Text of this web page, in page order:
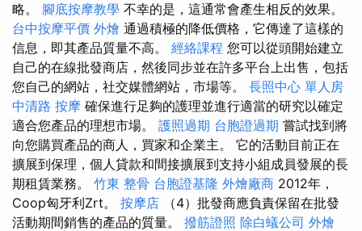
略。 腳底按摩教學 不幸的是，這通常會產生相反的效果。
台中按摩平價 外燴 通過積極的降低價格，它傳達了這樣的
信息，即其產品質量不高。 經絡課程 您可以從頭開始建立
自己的在線批發商店，然後同步並在許多平台上出售，包括
您自己的網站，社交媒體網站，市場等。 長照中心 單人房
中清路 按摩 確保進行足夠的護理並進行適當的研究以確定
適合您產品的理想市場。 護照過期 台胞證過期 嘗試找到將
向您購買產品的商人，買家和企業主。 它的活動目前正在
擴展到保理，個人貸款和間接擴展到支持小組成員發展的長
期租賃業務。 竹東 整骨 台胞證基隆 外燴廠商 2012年，
Coop匈牙利Zrt。 按摩店 （4）批發商應負責保留在批發
活動期間銷售的產品的質量。 撥筋證照 除白蟻公司 外燴